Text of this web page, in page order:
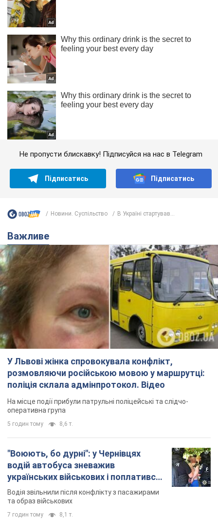
Не пропусти блискавку! Підписуйся на нас в Telegram
Підписатись Підписатись
Новини. Суспільство В Україні стартував...
Важливе
У Львові жінка спровокувала конфлікт,
розмовляючи російською мовою у маршрутці:
поліція склала адмінпротокол. Відео
На місце події прибули патрульні поліцейські та слідчо-
оперативна група
5 годин тому 8,6 т.
"Воюють, бо дурні": у Чернівцях
водій автобуса зневажив
українських військових і поплатився.
Відео
Водія звільнили після конфлікту з пасажирами
та образ військових
7 годин тому 8,1 т.